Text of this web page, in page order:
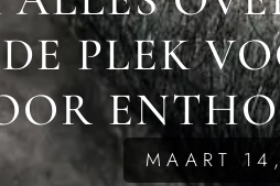
PLEK
MAART